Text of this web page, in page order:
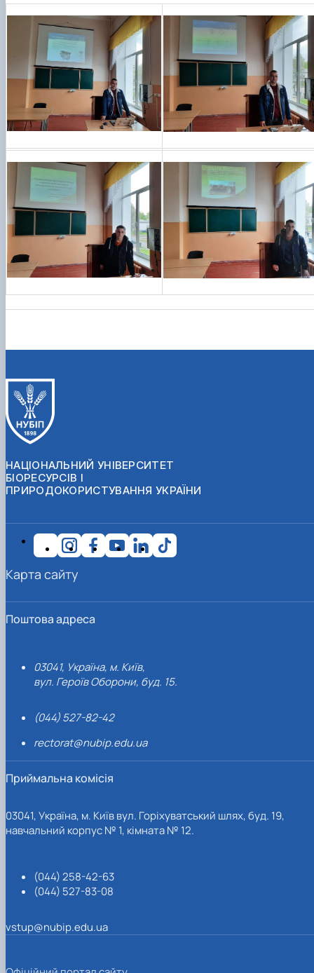
НАЦІОНАЛЬНИЙ УНІВЕРСИТЕТ
БІОРЕСУРСІВ І
ПРИРОДОКОРИСТУВАННЯ УКРАЇНИ
Поштова адреса
03041, Україна, м. Київ,
вул. Героїв Оборони, буд. 15.
(044) 527-82-42
rectorat@nubip.edu.ua
Приймальна комісія
03041, Україна, м. Київ вул. Горіхуватський шлях, буд. 19,
навчальний корпус № 1, кімната № 12.
(044) 258-42-63
(044) 527-83-08
vstup@nubip.edu.ua
Карта сайту